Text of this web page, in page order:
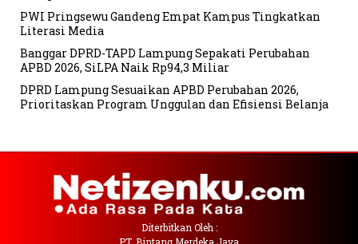
PWI Pringsewu Gandeng Empat Kampus Tingkatkan
Literasi Media
Banggar DPRD-TAPD Lampung Sepakati Perubahan
APBD 2026, SiLPA Naik Rp94,3 Miliar
DPRD Lampung Sesuaikan APBD Perubahan 2026,
Prioritaskan Program Unggulan dan Efisiensi Belanja
Diterbitkan Oleh :